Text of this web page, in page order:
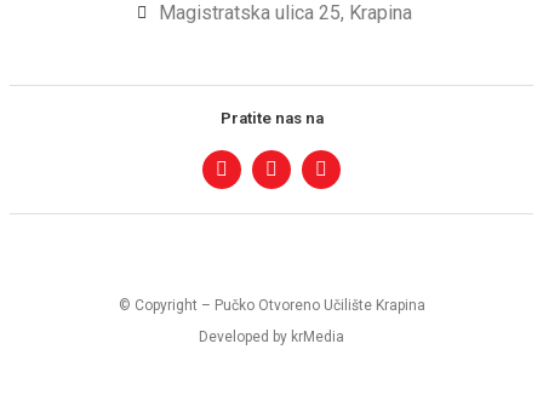
Magistratska ulica 25, Krapina
Pratite nas na
© Copyright – Pučko Otvoreno Učilište Krapina
Developed by krMedia